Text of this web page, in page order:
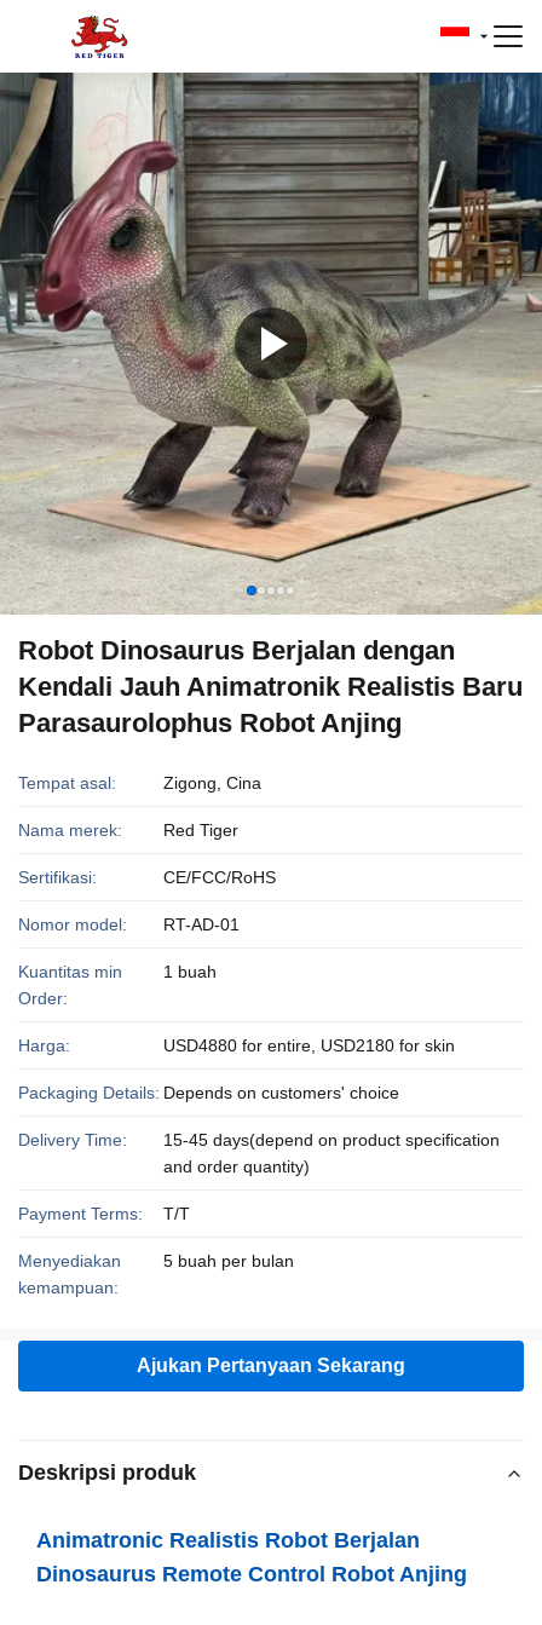
Robot Dinosaurus Berjalan dengan
Kendali Jauh Animatronik Realistis Baru
Parasaurolophus Robot Anjing
Tempat asal: Zigong, Cina
Nama merek: Red Tiger
Sertifikasi: CE/FCC/RoHS
Nomor model: RT-AD-01
Kuantitas min
Order:
1 buah
Harga: USD4880 for entire, USD2180 for skin
Packaging Details: Depends on customers' choice
Delivery Time:
15-45 days(depend on product specification
and order quantity)
Payment Terms: T/T
Menyediakan
kemampuan:
5 buah per bulan
Ajukan Pertanyaan Sekarang
Deskripsi produk
Animatronic Realistis Robot Berjalan
Dinosaurus Remote Control Robot Anjing